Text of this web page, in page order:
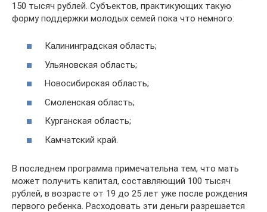
150 тысяч рублей. Субъектов, практикующих такую
форму поддержки молодых семей пока что немного:
Калининградская область;
Ульяновская область;
Новосибирская область;
Смоленская область;
Курганская область;
Камчатский край.
В последнем программа примечательна тем, что мать
может получить капитал, составляющий 100 тысяч
рублей, в возрасте от 19 до 25 лет уже после рождения
первого ребенка. Расходовать эти деньги разрешается